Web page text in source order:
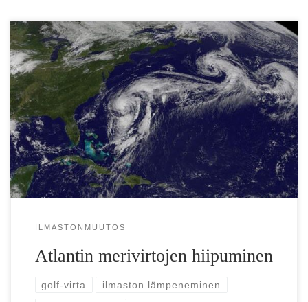
Tutkimus: Atlantin merivirtojen hiipuminen saattaa ylittää
pisteen, josta ei ole enää paluuta – vaikuttaisi
katastrofaalisesti ilmastoon Golfvirran merkittävällä
heikentymisellä tai […]
ILMASTONMUUTOS
Atlantin merivirtojen hiipuminen
golf-virta ilmaston lämpeneminen